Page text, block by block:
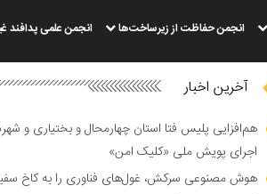
انجمن حفاظت از زیرساخت‌ها انجمن علمی پدافند
آخرین اخبار
هم‌افزایی پلیس فتا استان چهارمحال و بختیاری و
اجرای پویش ملی «کلیک امن»
هوش مصنوعی سرکش، غول‌های فناوری را به کاخ